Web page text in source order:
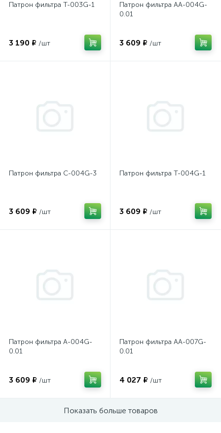
Патрон фильтра T-003G-1
3 190 ₽ /шт
Патрон фильтра AA-004G-
0.01
3 609 ₽ /шт
Патрон фильтра C-004G-3
3 609 ₽ /шт
Патрон фильтра T-004G-1
3 609 ₽ /шт
Патрон фильтра A-004G-
0.01
3 609 ₽ /шт
Патрон фильтра AA-007G-
0.01
4 027 ₽ /шт
Показать больше товаров